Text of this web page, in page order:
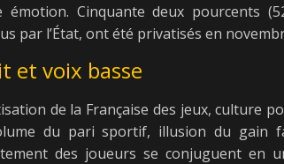
émotion. Cinquante deux pourcents
par l’État, ont été privatisés en
et voix basse
de la Française des jeux, culture
du pari sportif, illusion du gain
des joueurs se conjuguent en